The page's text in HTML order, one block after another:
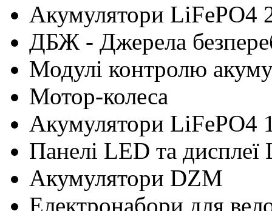
Акумулятори LiFePO4
ДБЖ - Джерела
Модулі контролю
Мотор-колеса
Акумулятори LiFePO4
Панелі LED та дисплеї
Акумулятори DZM
Електронабори для